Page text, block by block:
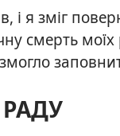
і я зміг
смерть моїх